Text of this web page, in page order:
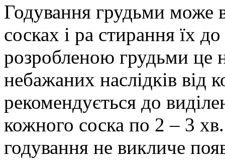
Годування грудьми може
сосках і ра стирання їх
розробленою грудьми це
небажаних наслідків від
рекомендується до
кожного соска по 2 – 3
годування не викличе